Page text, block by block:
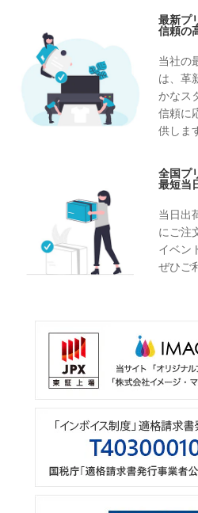
最新プ
信頼の
当社の
は、革
かなス
信頼に
供しま
全国プ
最短当
当日出
にご注
イベン
ぜひご